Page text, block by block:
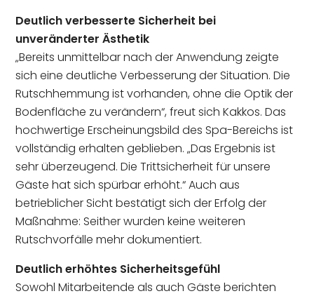
Deutlich verbesserte Sicherheit bei
unveränderter Ästhetik
„Bereits unmittelbar nach der Anwendung zeigte
sich eine deutliche Verbesserung der Situation. Die
Rutschhemmung ist vorhanden, ohne die Optik der
Bodenfläche zu verändern“, freut sich Kakkos. Das
hochwertige Erscheinungsbild des Spa-Bereichs ist
vollständig erhalten geblieben. „Das Ergebnis ist
sehr überzeugend. Die Trittsicherheit für unsere
Gäste hat sich spürbar erhöht.“ Auch aus
betrieblicher Sicht bestätigt sich der Erfolg der
Maßnahme: Seither wurden keine weiteren
Rutschvorfälle mehr dokumentiert.
Deutlich erhöhtes Sicherheitsgefühl
Sowohl Mitarbeitende als auch Gäste berichten